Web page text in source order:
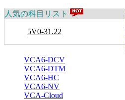
人気の科目リスト
5V0-31.22
VCA6-DCV
VCA6-DTM
VCA6-HC
VCA6-NV
VCA-Cloud